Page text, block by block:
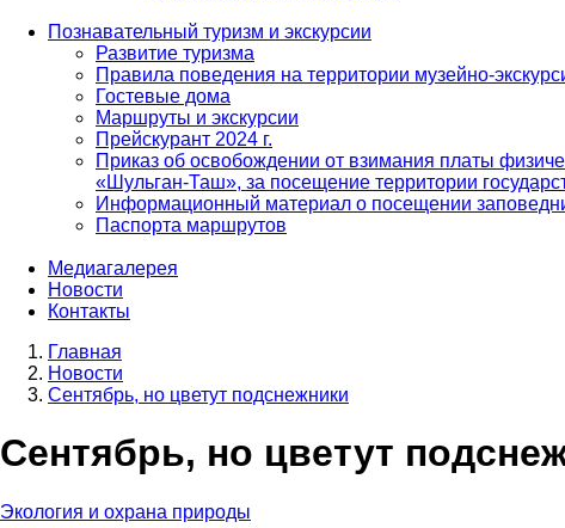
Познавательный туризм и экскурсии
Развитие туризма
Правила поведения на территории музейно-
Гостевые дома
Маршруты и экскурсии
Прейскурант 2024 г.
Приказ об освобождении от взимания платы
«Шульган-Таш», за посещение территории
Информационный материал о посещении
Паспорта маршрутов
Медиагалерея
Новости
Контакты
Строка
навигации
Главная
Новости
Сентябрь, но цветут подснежники
Сентябрь, но цветут
Экология и охрана природы